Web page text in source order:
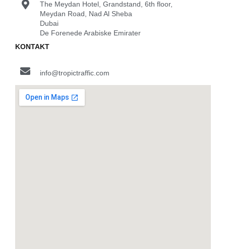
The Meydan Hotel, Grandstand, 6th floor,
Meydan Road, Nad Al Sheba
Dubai
De Forenede Arabiske Emirater
KONTAKT
info@tropictraffic.com